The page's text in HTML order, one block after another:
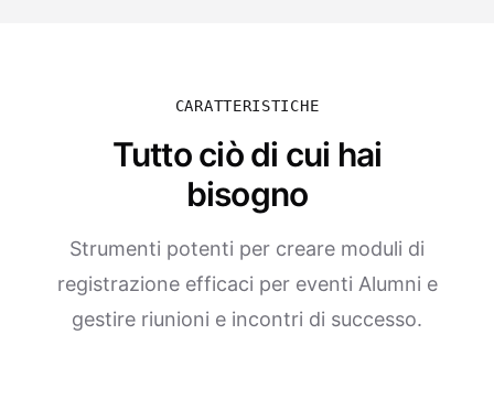
CARATTERISTICHE
Tutto ciò di cui hai
bisogno
Strumenti potenti per creare moduli di
registrazione efficaci per eventi Alumni e
gestire riunioni e incontri di successo.